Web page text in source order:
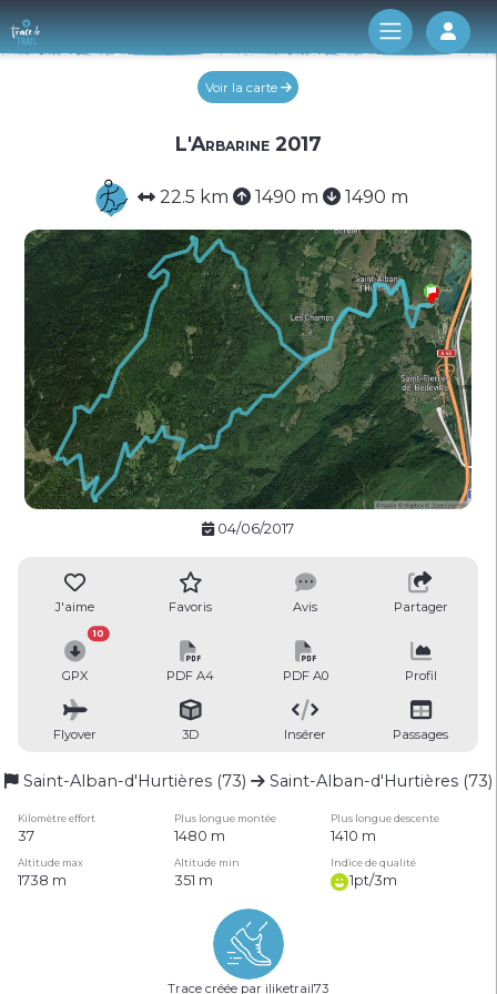
Log
Voir la carte
L'Arbarine 2017
22.5 km 1490 m 1490 m
04/06/2017
J'aime Favoris Avis Partager
GPX
10
PDF A4 PDF A0 Profil
Flyover 3D Insérer Passages
Saint-Alban-d'Hurtières (73) Saint-Alban-d'Hurtières (73)
Kilomètre effort Plus longue montée Plus longue descente
37 1480 m 1410 m
Altitude max Altitude min Indice de qualité
1738 m 351 m 1pt/3m
Trace créée par iliketrail73